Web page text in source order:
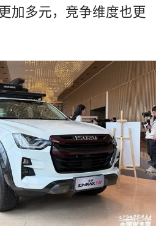
加多元，竞争维度也更